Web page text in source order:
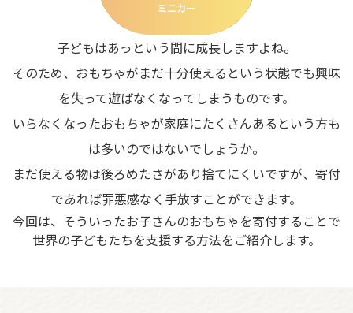
ミニカー
子どもはあっという間に成長しますよね。
そのため、おもちゃがまだ十分使えるという状態でも興味
を失って遊ばなくなってしまうものです。
いらなくなったおもちゃが家庭にたくさんあるという方も
は多いのではないでしょうか。
まだ使える物は後ろめたさがあり捨てにくいですが、寄付
であれば罪悪感なく手放すことができます。
今回は、そういったお子さんのおもちゃを寄付することで
世界の子どもたちを支援する方法をご紹介します。